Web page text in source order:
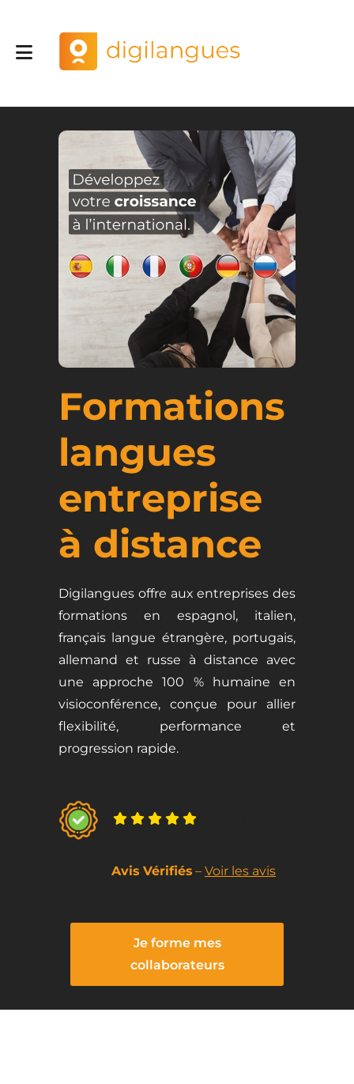
Formations
langues
entreprise
à distance
Digilangues offre aux entreprises des
formations en espagnol, italien,
français langue étrangère, portugais,
allemand et russe à distance avec
une approche 100 % humaine en
visioconférence, conçue pour allier
flexibilité, performance et
progression rapide.
Avis Vérifiés – Voir les avis
Je forme mes
collaborateurs